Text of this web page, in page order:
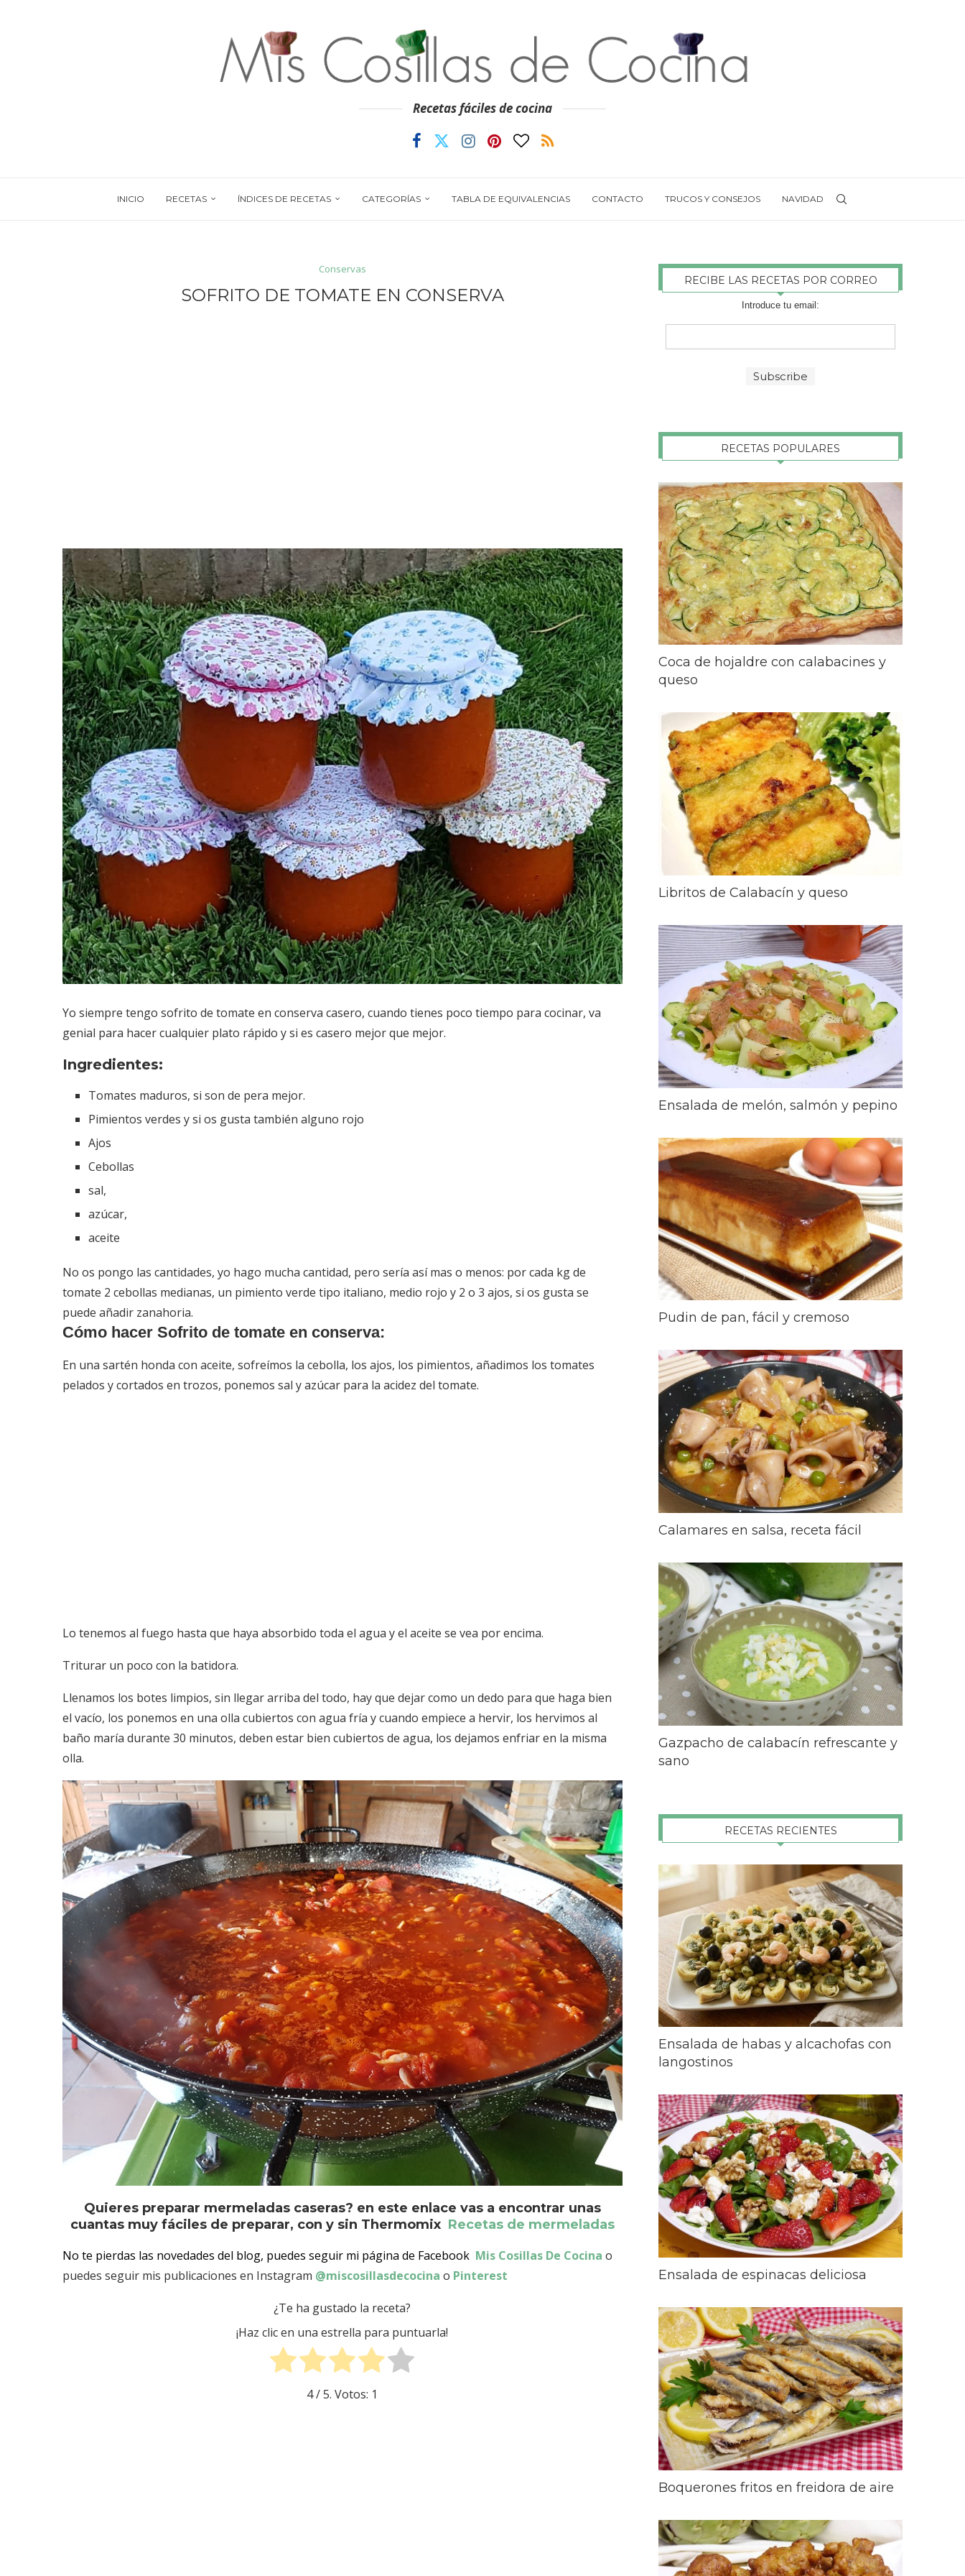
Recetas fáciles de cocina
INICIO RECETAS ÍNDICES DE RECETAS CATEGORÍAS TABLA DE EQUIVALENCIAS CONTACTO TRUCOS Y CONSEJOS NAVIDAD
Conservas
SOFRITO DE TOMATE EN CONSERVA
Yo siempre tengo sofrito de tomate en conserva casero, cuando tienes poco tiempo para cocinar, va
genial para hacer cualquier plato rápido y si es casero mejor que mejor.
Ingredientes:
Tomates maduros, si son de pera mejor.
Pimientos verdes y si os gusta también alguno rojo
Ajos
Cebollas
sal,
azúcar,
aceite
No os pongo las cantidades, yo hago mucha cantidad, pero sería así mas o menos: por cada kg de
tomate 2 cebollas medianas, un pimiento verde tipo italiano, medio rojo y 2 o 3 ajos, si os gusta se
puede añadir zanahoria.
Cómo hacer Sofrito de tomate en conserva:
En una sartén honda con aceite, sofreímos la cebolla, los ajos, los pimientos, añadimos los tomates
pelados y cortados en trozos, ponemos sal y azúcar para la acidez del tomate.
Lo tenemos al fuego hasta que haya absorbido toda el agua y el aceite se vea por encima.
Triturar un poco con la batidora.
Llenamos los botes limpios, sin llegar arriba del todo, hay que dejar como un dedo para que haga bien
el vacío, los ponemos en una olla cubiertos con agua fría y cuando empiece a hervir, los hervimos al
baño maría durante 30 minutos, deben estar bien cubiertos de agua, los dejamos enfriar en la misma
olla.
Quieres preparar mermeladas caseras? en este enlace vas a encontrar unas
cuantas muy fáciles de preparar, con y sin Thermomix Recetas de mermeladas
No te pierdas las novedades del blog, puedes seguir mi página de Facebook Mis Cosillas De Cocina o
puedes seguir mis publicaciones en Instagram @miscosillasdecocina o Pinterest
¿Te ha gustado la receta?
¡Haz clic en una estrella para puntuarla!
4/ 5. Votos: 1
RECIBE LAS RECETAS POR CORREO
Introduce tu email:
RECETAS POPULARES
Coca de hojaldre con calabacines y
queso
Libritos de Calabacín y queso
Ensalada de melón, salmón y pepino
Pudin de pan, fácil y cremoso
Calamares en salsa, receta fácil
Gazpacho de calabacín refrescante y
sano
RECETAS RECIENTES
Ensalada de habas y alcachofas con
langostinos
Ensalada de espinacas deliciosa
Boquerones fritos en freidora de aire